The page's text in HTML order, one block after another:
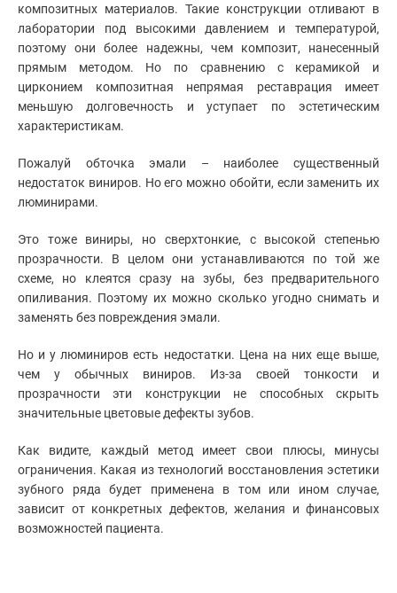
композитных материалов. Такие конструкции отливают в
лаборатории под высокими давлением и температурой,
поэтому они более надежны, чем композит, нанесенный
прямым методом. Но по сравнению с керамикой и
цирконием композитная непрямая реставрация имеет
меньшую долговечность и уступает по эстетическим
характеристикам.
Пожалуй обточка эмали – наиболее существенный
недостаток виниров. Но его можно обойти, если заменить их
люминирами.
Это тоже виниры, но сверхтонкие, с высокой степенью
прозрачности. В целом они устанавливаются по той же
схеме, но клеятся сразу на зубы, без предварительного
опиливания. Поэтому их можно сколько угодно снимать и
заменять без повреждения эмали.
Но и у люминиров есть недостатки. Цена на них еще выше,
чем у обычных виниров. Из-за своей тонкости и
прозрачности эти конструкции не способных скрыть
значительные цветовые дефекты зубов.
Как видите, каждый метод имеет свои плюсы, минусы
ограничения. Какая из технологий восстановления эстетики
зубного ряда будет применена в том или ином случае,
зависит от конкретных дефектов, желания и финансовых
возможностей пациента.